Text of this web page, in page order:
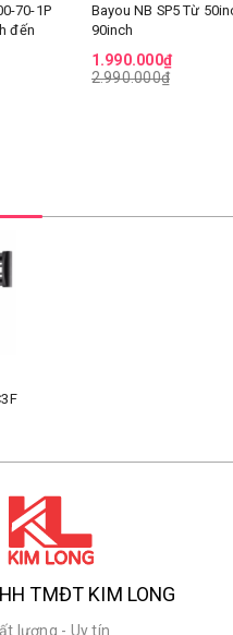
70-1P
đến
Bayou NB SP5 Từ
90inch
1.990.000₫
2.990.000₫
TMĐT KIM LONG
lượng - Uy tín